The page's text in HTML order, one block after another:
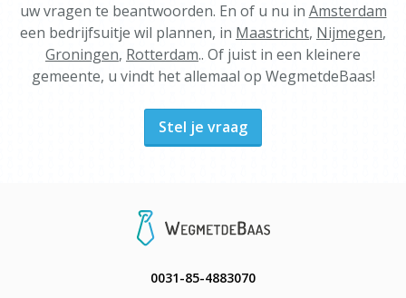
uw vragen te beantwoorden. En of u nu in Amsterdam
een bedrijfsuitje wil plannen, in Maastricht, Nijmegen,
Groningen, Rotterdam.. Of juist in een kleinere
gemeente, u vindt het allemaal op WegmetdeBaas!
Stel je vraag
0031-85-4883070